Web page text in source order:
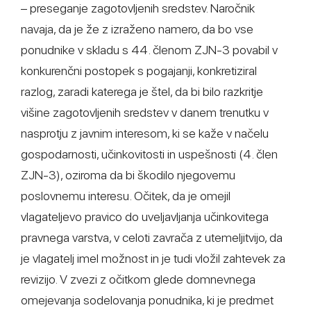
– preseganje zagotovljenih sredstev. Naročnik
navaja, da je že z izraženo namero, da bo vse
ponudnike v skladu s 44. členom ZJN-3 povabil v
konkurenčni postopek s pogajanji, konkretiziral
razlog, zaradi katerega je štel, da bi bilo razkritje
višine zagotovljenih sredstev v danem trenutku v
nasprotju z javnim interesom, ki se kaže v načelu
gospodarnosti, učinkovitosti in uspešnosti (4. člen
ZJN-3), oziroma da bi škodilo njegovemu
poslovnemu interesu. Očitek, da je omejil
vlagateljevo pravico do uveljavljanja učinkovitega
pravnega varstva, v celoti zavrača z utemeljitvijo, da
je vlagatelj imel možnost in je tudi vložil zahtevek za
revizijo. V zvezi z očitkom glede domnevnega
omejevanja sodelovanja ponudnika, ki je predmet